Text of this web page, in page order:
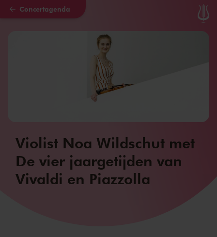
Naar hoofdcontent
Concertagenda
Violist Noa Wildschut met
De vier jaargetijden van
Vivaldi en Piazzolla